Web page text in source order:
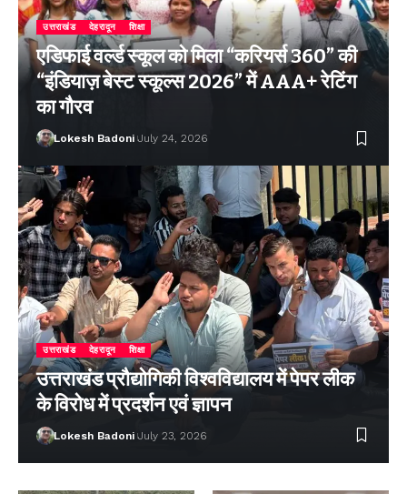
उत्तराखंड देहरादून शिक्षा
एडिफाई वर्ल्ड स्कूल को मिला “करियर्स 360” की
“इंडियाज़ बेस्ट स्कूल्स 2026” में AAA+ रेटिंग
का गौरव
Lokesh Badoni July 24, 2026
उत्तराखंड देहरादून शिक्षा
उत्तराखंड प्रौद्योगिकी विश्वविद्यालय में पेपर लीक
के विरोध में प्रदर्शन एवं ज्ञापन
Lokesh Badoni July 23, 2026